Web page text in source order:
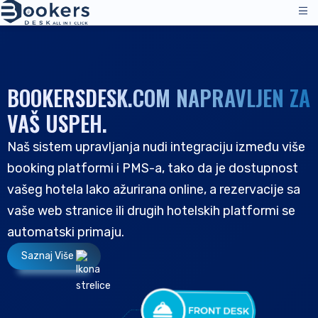
Operacije upravljanja
Menadžer kanala
Distribucioni kanali
Cene
Tehnička podrška
Upravljanje rezervacijama
PMS - Hotelski program
Rezervacioni sistem
Rešenja
Smeštaj
Hoteli
Ugostiteljstvo
Recenzije
Resursi
Resursi i alati
Svi resursi
Korisnička podrška
O nama
SR
Prijava | Zatražite demo
BOOKERSDESK.COM NAPRAVLJEN ZA
VAŠ USPEH.
Naš sistem upravljanja nudi integraciju između više
booking platformi i PMS-a, tako da je dostupnost
vašeg hotela lako ažurirana online, a rezervacije sa
vaše web stranice ili drugih hotelskih platformi se
automatski primaju.
Saznaj Više